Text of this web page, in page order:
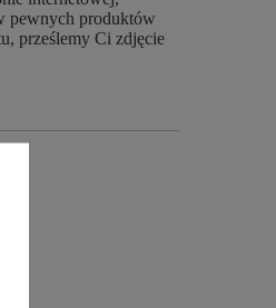
pewnych produktów
prześlemy Ci zdjęcie